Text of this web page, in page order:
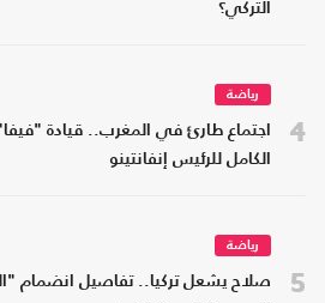
التركي؟
4
رياضة
اجتماع طارئ في المغرب.. قيادة
الكامل للرئيس إنفانتينو
5
رياضة
صلاح يشعل تركيا.. تفاصيل انضمام